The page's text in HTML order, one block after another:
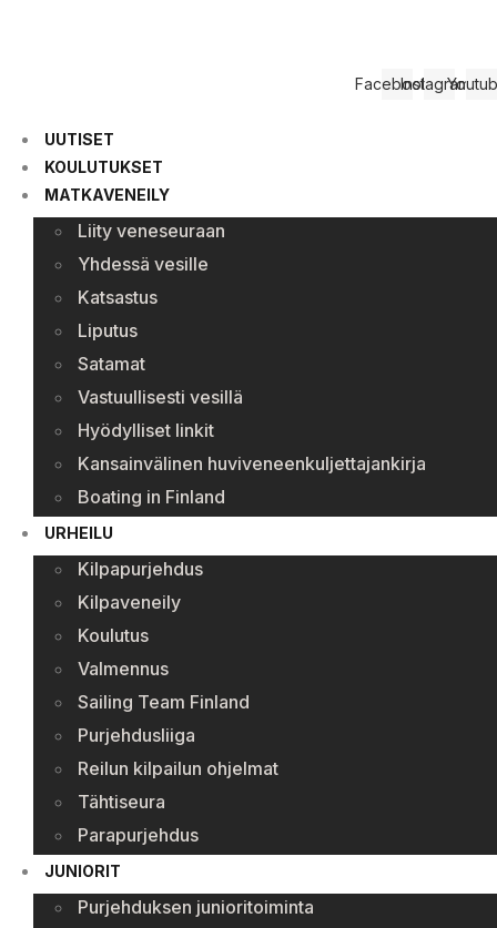
FacebookInstagram
UUTISET
KOULUTUKSET
MATKAVENEILY
Liity veneseuraan
Yhdessä vesille
Katsastus
Liputus
Satamat
Vastuullisesti vesillä
Hyödylliset linkit
Kansainvälinen huviveneenkuljettajankirja
Boating in Finland
URHEILU
Kilpapurjehdus
Kilpaveneily
Koulutus
Valmennus
Sailing Team Finland
Purjehdusliiga
Reilun kilpailun ohjelmat
Tähtiseura
Parapurjehdus
JUNIORIT
Purjehduksen junioritoiminta